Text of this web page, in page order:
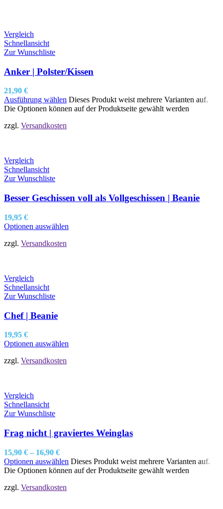
Vergleich
Schnellansicht
Zur Wunschliste
Anker | Polster/Kissen
21,90 €
Ausführung wählen Dieses Produkt weist mehrere Varianten auf.
Die Optionen können auf der Produktseite gewählt werden
zzgl. Versandkosten
Vergleich
Schnellansicht
Zur Wunschliste
Besser Geschissen voll als Vollgeschissen | Beanie
19,95 €
Optionen auswählen
zzgl. Versandkosten
Vergleich
Schnellansicht
Zur Wunschliste
Chef | Beanie
19,95 €
Optionen auswählen
zzgl. Versandkosten
Vergleich
Schnellansicht
Zur Wunschliste
Frag nicht | graviertes Weinglas
15,90 € – 16,90 €
Optionen auswählen Dieses Produkt weist mehrere Varianten auf.
Die Optionen können auf der Produktseite gewählt werden
zzgl. Versandkosten